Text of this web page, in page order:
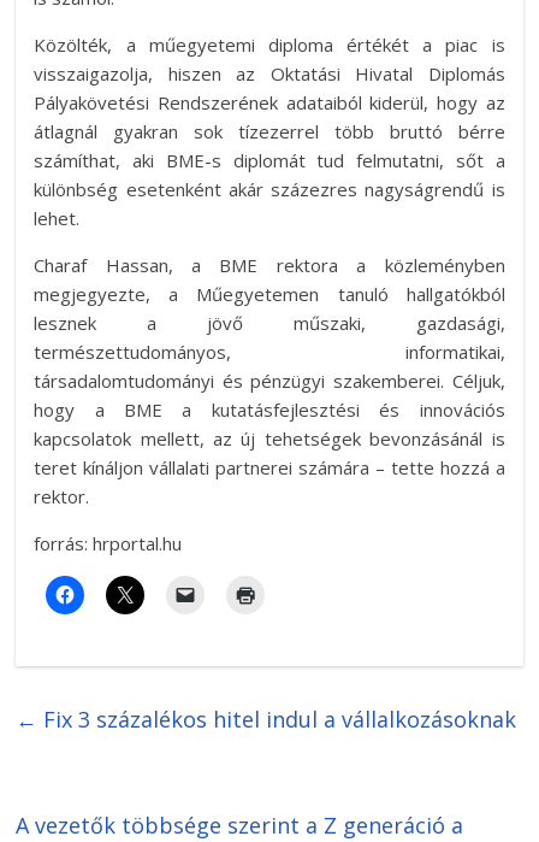
Közölték, a műegyetemi diploma értékét a piac is
visszaigazolja, hiszen az Oktatási Hivatal Diplomás
Pályakövetési Rendszerének adataiból kiderül, hogy az
átlagnál gyakran sok tízezerrel több bruttó bérre
számíthat, aki BME-s diplomát tud felmutatni, sőt a
különbség esetenként akár százezres nagyságrendű is
lehet.
Charaf Hassan, a BME rektora a közleményben
megjegyezte, a Műegyetemen tanuló hallgatókból
lesznek a jövő műszaki, gazdasági,
természettudományos, informatikai,
társadalomtudományi és pénzügyi szakemberei. Céljuk,
hogy a BME a kutatásfejlesztési és innovációs
kapcsolatok mellett, az új tehetségek bevonzásánál is
teret kínáljon vállalati partnerei számára – tette hozzá a
rektor.
forrás: hrportal.hu
← Fix 3 százalékos hitel indul a vállalkozásoknak
A vezetők többsége szerint a Z generáció a